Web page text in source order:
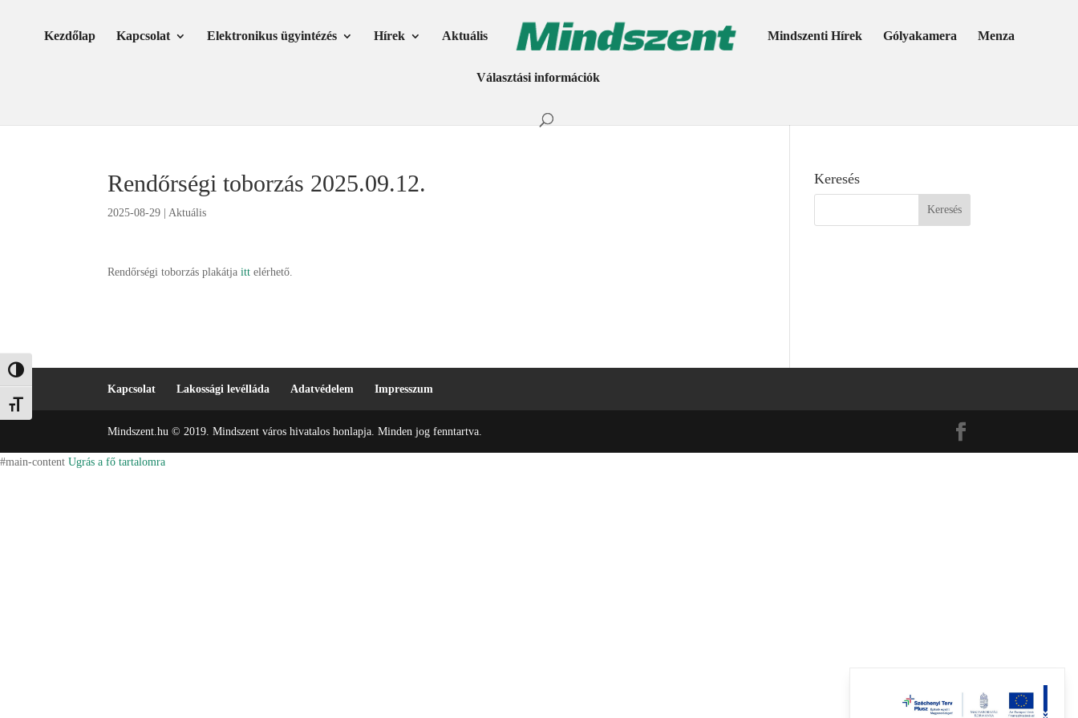
Nagy kontraszt váltása
Betűméret váltása
Kezdőlap Kapcsolat Elektronikus ügyintézés Hírek Aktuális Mindszenti Hírek Gólyakamera Menza
Választási információk
Rendőrségi toborzás 2025.09.12.
2025-08-29 |Aktuális
Rendőrségi toborzás plakátjaitt elérhető.
Keresés
Kapcsolat Lakossági levélláda Adatvédelem Impresszum
Mindszent.hu © 2019. Mindszent város hivatalos honlapja. Minden jog fenntartva.
#main-content Ugrás a fő tartalomra